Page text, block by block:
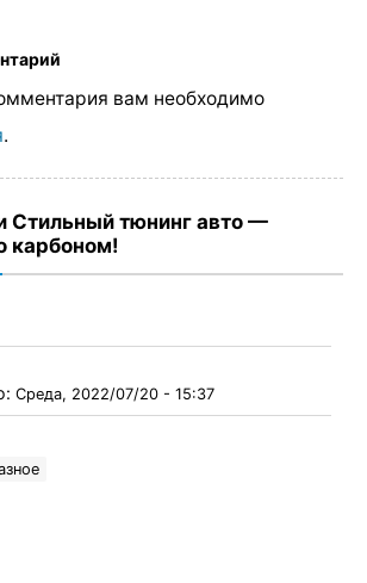
вам необходимо
.
Стильный тюнинг авто —
карбоном!
Среда, 2022/07/20 - 15:37